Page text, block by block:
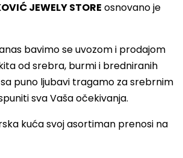
JEWELY STORE osnovano je
bavimo se uvozom i prodajom
od srebra, burmi i bredniranih
puno ljubavi tragamo za srebrnim
sva Vaša očekivanja.
kuća svoj asortiman prenosi na